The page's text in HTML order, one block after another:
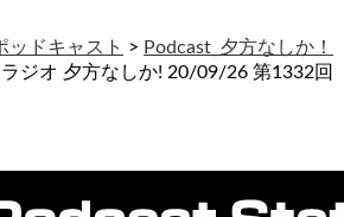
ッドキャスト > Podcast_夕方なしか！
ジオ 夕方なしか! 20/09/26 第1332回